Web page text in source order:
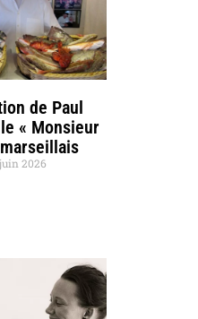
de Paul
« Monsieur
2026